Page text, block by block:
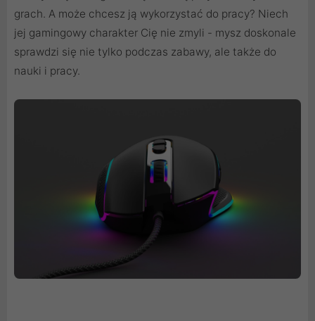
grach. A może chcesz ją wykorzystać do pracy? Niech
jej gamingowy charakter Cię nie zmyli - mysz doskonale
sprawdzi się nie tylko podczas zabawy, ale także do
nauki i pracy.